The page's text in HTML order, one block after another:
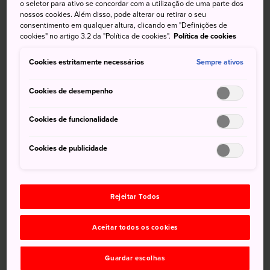
Informações gerais
O nome Takegawara Onsen é em razão do primeiro
Seu edifício onsen é um símbolo das águas termais de
O teto de madeira triangular distinto do prédio data de
1938
Como chegar
Você pode chegar ao onsen de trem.
Você pode chegar àEstação Beppu
via trem expresso
limitadopartindo de Hakata, Oita, Miyazaki, e Hitoyoshi,
o seletor para ativo se concordar com a utilização de uma parte dos
nossos cookies. Além disso, pode alterar ou retirar o seu
consentimento em qualquer altura, clicando em "Definições de
cookies" no artigo 3.2 da "Política de cookies". Política de cookies
Cookies estritamente necessários Sempre ativos
Cookies de desempenho
Cookies de funcionalidade
Cookies de publicidade
Rejeitar Todos
Aceitar todos os cookies
Guardar escolhas